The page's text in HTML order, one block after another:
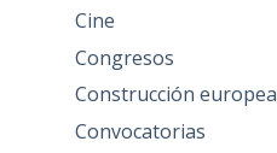
Cine
Congresos
Construcción europea
Convocatorias